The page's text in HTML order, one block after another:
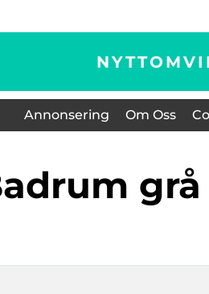
Annonsering Om Oss
badrum grå